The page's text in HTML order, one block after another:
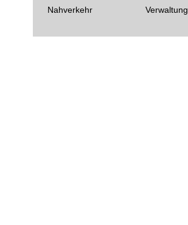
Nahverkehr
Verwaltung